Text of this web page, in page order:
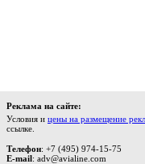
Реклама на сайте:
Условия и цены на размещение
ссылке.
Телефон: +7 (495) 974-15-75
E-mail: adv@avialine.com